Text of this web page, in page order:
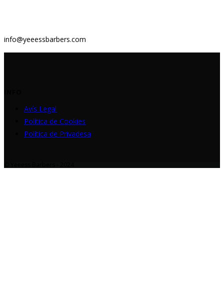
info@yeeessbarbers.com
Avís Legal
Política de Cookies
Política de Privadesa